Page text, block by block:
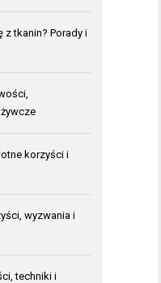
z tkanin? Porady i
korzyści i
wyzwania i
techniki i